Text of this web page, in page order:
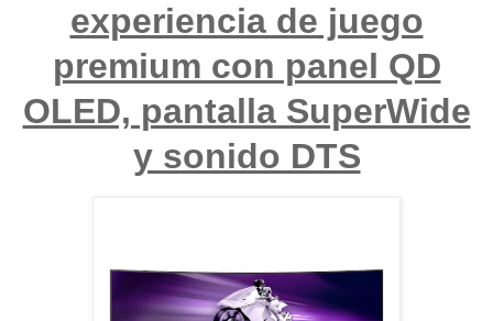
experiencia de juego
premium con panel QD
OLED, pantalla SuperWide
y sonido DTS